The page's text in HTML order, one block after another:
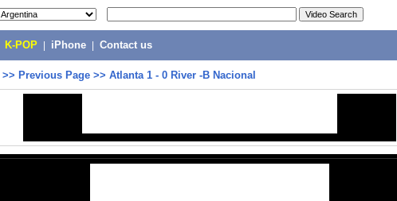
K-POP iPhone Contact us
>> Previous Page >> Atlanta 1 - 0 River -B Nacional